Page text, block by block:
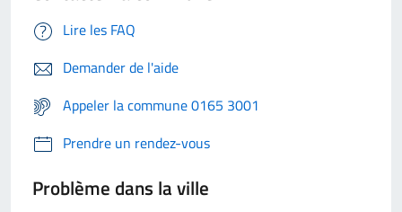
Lire les FAQ
Demander de l'aide
Appeler la commune 0165 3001
Prendre un rendez-vous
Problème dans la ville